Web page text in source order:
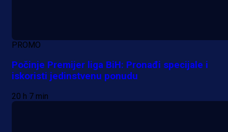
PROMO
Počinje Premijer liga BiH: Pronađi specijale i
iskoristi jedinstvenu ponudu
20 h 7 min